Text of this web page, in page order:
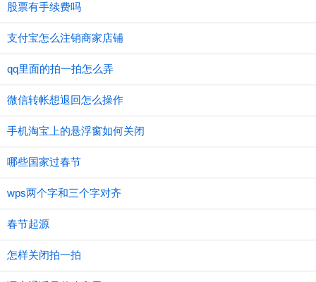
股票有手续费吗
支付宝怎么注销商家店铺
qq里面的拍一拍怎么弄
微信转帐想退回怎么操作
手机淘宝上的悬浮窗如何关闭
哪些国家过春节
wps两个字和三个字对齐
春节起源
怎样关闭拍一拍